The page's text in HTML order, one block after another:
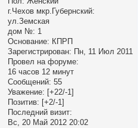
г.Чехов мкр.Губернский:
ул.Земская
дом №: 1
Основание: КПРП
Зарегистрирован: Пн, 11 Июл 2011
Провел на форуме:
16 часов 12 минут
Сообщений: 55
Уважение: [+22/-1]
Позитив: [+2/-1]
Последний визит:
Вс, 20 Май 2012 20:02